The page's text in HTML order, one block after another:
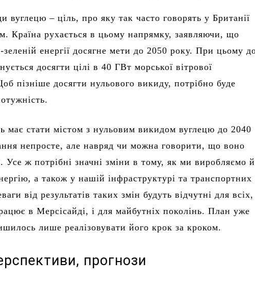
вуглецю – ціль, про яку так часто говорять у Британії
Країна рухається в цьому напрямку, заявляючи, що
зеленій енергії досягне мети до 2050 року. При цьому
досягти цілі в 40 ГВт морської вітрової
пізніше досягти нульового викиду, потрібно буде
має стати містом з нульовим викидом вуглецю до 2040
непросте, але навряд чи можна говорити, що воно
Усе ж потрібні значні зміни в тому, як ми виробляємо й
а також у нашій інфраструктурі та транспортних
від результатів таких змін будуть відчутні для всіх,
в Мерсісайді, і для майбутніх поколінь. План уже
лише реалізовувати його крок за кроком.
прогнози